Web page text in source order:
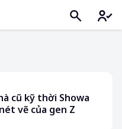
cũ kỹ thời Showa
vẽ của gen Z